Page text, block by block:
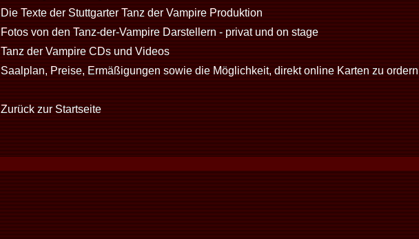
Die Texte der Stuttgarter Tanz der Vampire Produktion
Fotos von den Tanz-der-Vampire Darstellern - privat und on stage
Tanz der Vampire CDs und Videos
Saalplan, Preise, Ermäßigungen sowie die Möglichkeit, direkt online Karten zu ordern
Zurück zur Startseite